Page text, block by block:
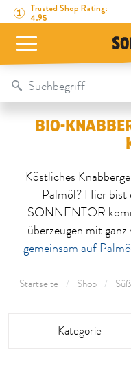
Direkt zum Inhalt
Zum Inhaltsverzeichnis
Direkt zum Menü
Trusted Shop Rating:
4.95
Table Of Content
Bio-Knabbereien ohne
BIO-
Köstliches
Palmöl? Hier bist
SONNENTOR
überzeugen mit
gemeinsam auf
Startseite Shop
Kategorie